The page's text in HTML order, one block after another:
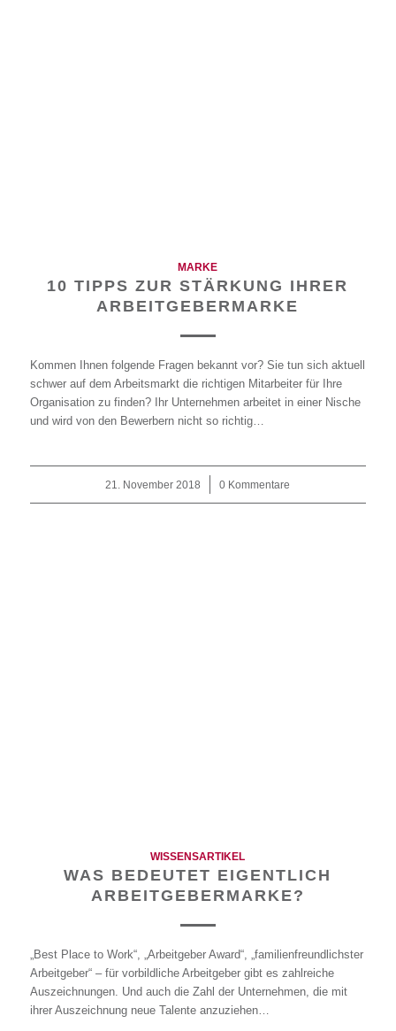
MARKE
10 TIPPS ZUR STÄRKUNG IHRER
ARBEITGEBERMARKE
Kommen Ihnen folgende Fragen bekannt vor? Sie tun sich aktuell
schwer auf dem Arbeitsmarkt die richtigen Mitarbeiter für Ihre
Organisation zu finden? Ihr Unternehmen arbeitet in einer Nische
und wird von den Bewerbern nicht so richtig…
21. November 2018
/ 0 Kommentare
WISSENSARTIKEL
WAS BEDEUTET EIGENTLICH
ARBEITGEBERMARKE?
„Best Place to Work“, „Arbeitgeber Award“, „familienfreundlichster
Arbeitgeber“ – für vorbildliche Arbeitgeber gibt es zahlreiche
Auszeichnungen. Und auch die Zahl der Unternehmen, die mit
ihrer Auszeichnung neue Talente anzuziehen…